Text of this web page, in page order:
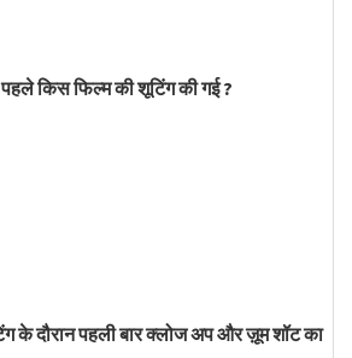
किस फिल्म की शूटिंग की गई ?
के दौरान पहली बार क्लोज अप और ज़ूम शॉट का